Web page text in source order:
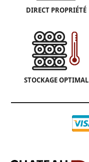
DIRECT PROPRIÉTÉ
STOCKAGE OPTIMAL